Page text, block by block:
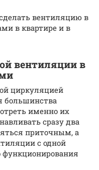
вентиляцию в
в квартире и в
вентиляции в
циркуляцией
большинства
именно их
сразу два
приточным, а
с одной
функционирования